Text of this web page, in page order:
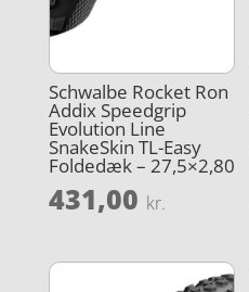
Schwalbe Rocket Ron
Addix Speedgrip
Evolution Line
SnakeSkin TL-Easy
Foldedæk – 27,5×2,80
431,00 kr.